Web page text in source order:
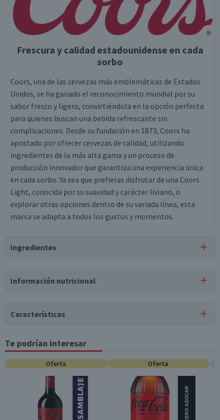
Frescura y calidad estadounidense en cada
sorbo
Coors, una de las cervezas más emblemáticas de Estados
Unidos, se ha ganado el reconocimiento mundial por su
sabor fresco y ligero, convirtiéndola en la opción perfecta
para quienes buscan una bebida refrescante sin
complicaciones. Desde su fundación en 1873, Coors ha
apostado por ofrecer cervezas de calidad, utilizando
ingredientes de la más alta gama y un proceso de
producción innovador que garantiza una experiencia única
en cada sorbo. Ya sea que prefieras disfrutar de una Coors
Light, conocida por su suavidad y carácter liviano, o
explorar otras opciones dentro de su variada línea, esta
marca se adapta a todos los gustos y momentos.
Ingredientes
Información nutricional
Tabla nutricional
medios
portionsByContain
0 0
*Ingesta de referencia de un adulto promedio (8400 kj / 2000 kcal)
Características
Estados Unidos
Tipo de Producto
Cervezas Tradicionales
Pack-Unitario
Unitario
Te podrían interesar
Oferta Oferta